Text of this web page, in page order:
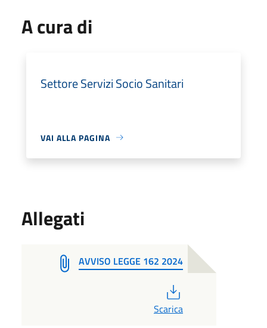
A cura di
Settore Servizi Socio Sanitari
VAI ALLA PAGINA
Allegati
AVVISO LEGGE 162 2024
Scarica